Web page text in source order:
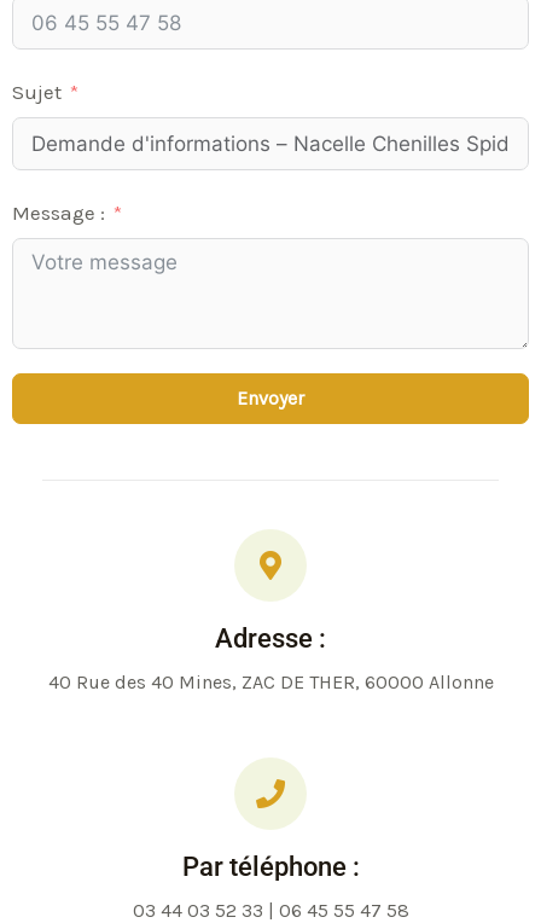
Sujet
Message :
Envoyer
Adresse :
40 Rue des 40 Mines, ZAC DE THER, 60000 Allonne
Par téléphone :
03 44 03 52 33 | 06 45 55 47 58